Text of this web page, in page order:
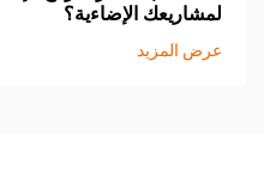
لمشاريعك الإضاءية؟
عرض المزيد